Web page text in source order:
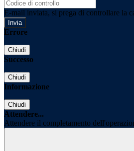
E-mail inviata, si prega di controllare la
Errore
Chiudi
Successo
Chiudi
Informazione
Chiudi
Attendere...
Attendere il completamento